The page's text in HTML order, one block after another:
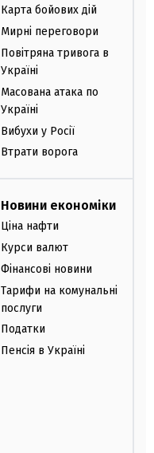
Карта бойових дій
Мирні переговори
Повітряна тривога в
Україні
Масована атака по
Україні
Вибухи у Росії
Втрати ворога
Новини економіки
Ціна нафти
Курси валют
Фінансові новини
Тарифи на комунальні
послуги
Податки
Пенсія в Україні